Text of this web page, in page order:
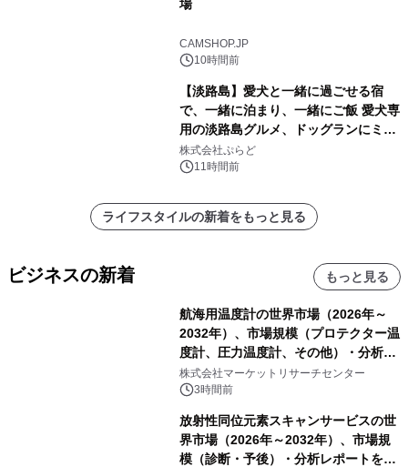
場
CAMSHOP.JP
10時間前
【淡路島】愛犬と一緒に過ごせる宿
で、一緒に泊まり、一緒にご飯 愛犬専
用の淡路島グルメ、ドッグランにミニ
プール グランピングとトレーラーハウ
スの2施設で
株式会社ぷらど
11時間前
ライフスタイルの新着をもっと見る
ビジネスの新着 もっと見る
航海用温度計の世界市場（2026年～
2032年）、市場規模（プロテクター温
度計、圧力温度計、その他）・分析レ
ポートを発表
株式会社マーケットリサーチセンター
3時間前
放射性同位元素スキャンサービスの世
界市場（2026年～2032年）、市場規
模（診断・予後）・分析レポートを発